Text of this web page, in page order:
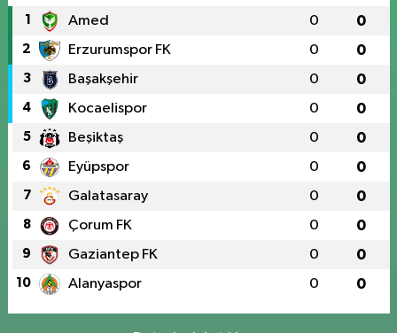
1 Amed 0 0
2 Erzurumspor FK 0 0
3 Başakşehir 0 0
4 Kocaelispor 0 0
5 Beşiktaş 0 0
6 Eyüpspor 0 0
7 Galatasaray 0 0
8 Çorum FK 0 0
9 Gaziantep FK 0 0
10 Alanyaspor 0 0